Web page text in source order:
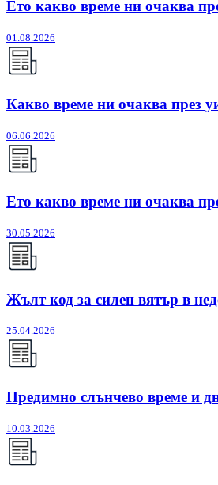
Ето какво време ни очаква
01.08.2026
Какво време ни очаква през
06.06.2026
Ето какво време ни очаква
30.05.2026
Жълт код за силен вятър в
25.04.2026
Предимно слънчево време и
10.03.2026